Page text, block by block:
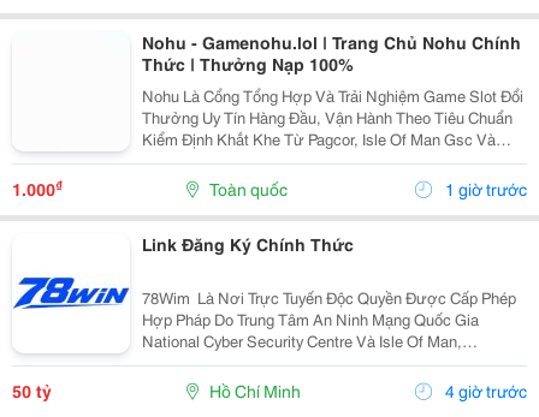
Nohu - Gamenohu.lol | Trang Chủ Nohu Chính
Thức | Thưởng Nạp 100%
Nohu Là Cổng Tổng Hợp Và Trải Nghiệm Game Slot Đổi
Thưởng Uy Tín Hàng Đầu, Vận Hành Theo Tiêu Chuẩn
Kiểm Định Khắt Khe Từ Pagcor, Isle Of Man Gsc Và
Curacao Egaming. Tích Hợp Chứng Nhận Bảo Mật
Geotrust Giao Thức Ssl 256-Bit, Trang Web
Gamenohu.lol...
1.000₫ Toàn quốc 1 giờ trước
Link Đăng Ký Chính Thức
78Wim ⁠ Là Nơi Trực Tuyến Độc Quyền Được Cấp Phép
Hợp Pháp Do Trung Tâm An Ninh Mạng Quốc Gia
National Cyber Security Centre Và Isle Of Man,
Cagayan,Và Pagcor Cấp Phép. Những Giấy Phép Khẳng
Định Sân Chơi Này An Toàn Và Minh Bạch Thu Hút Hơn
10 Triệu...
50 tỷ Hồ Chí Minh 4 giờ trước